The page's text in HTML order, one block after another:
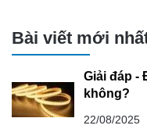
Bài viết mới
Giải đáp -
không?
22/08/2025